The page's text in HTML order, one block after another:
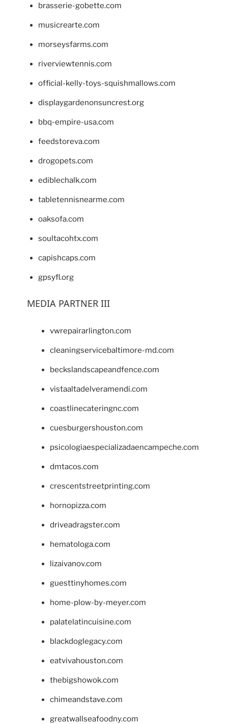
brasserie-gobette.com
musicrearte.com
morseysfarms.com
riverviewtennis.com
official-kelly-toys-squishmallows.com
displaygardenonsuncrest.org
bbq-empire-usa.com
feedstoreva.com
drogopets.com
ediblechalk.com
tabletennisnearme.com
oaksofa.com
soultacohtx.com
capishcaps.com
gpsyfl.org
MEDIA PARTNER III
vwrepairarlington.com
cleaningservicebaltimore-md.com
beckslandscapeandfence.com
vistaaltadelveramendi.com
coastlinecateringnc.com
cuesburgershouston.com
psicologiaespecializadaencampeche.com
dmtacos.com
crescentstreetprinting.com
hornopizza.com
driveadragster.com
hematologa.com
lizaivanov.com
guesttinyhomes.com
home-plow-by-meyer.com
palatelatincuisine.com
blackdoglegacy.com
eatvivahouston.com
thebigshowok.com
chimeandstave.com
greatwallseafoodny.com